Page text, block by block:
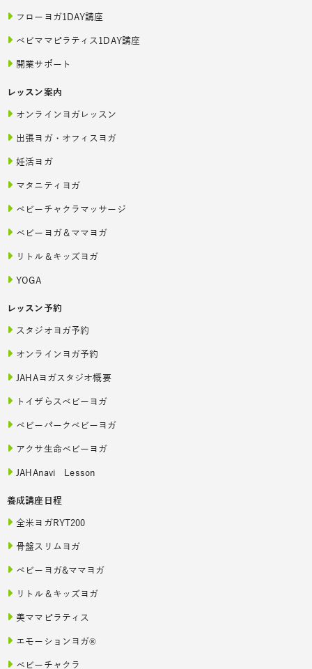
フローヨガ1DAY講座
ベビママピラティス1DAY講座
開業サポート
レッスン案内
オンラインヨガレッスン
出張ヨガ・オフィスヨガ
妊活ヨガ
マタニティヨガ
ベビーチャクラマッサージ
ベビーヨガ＆ママヨガ
リトル＆キッズヨガ
YOGA
レッスン予約
スタジオヨガ予約
オンラインヨガ予約
JAHAヨガスタジオ概要
トイザらスベビーヨガ
ベビーパークベビーヨガ
アクサ生命ベビーヨガ
JAHAnavi Lesson
養成講座日程
全米ヨガRYT200
骨盤スリムヨガ
ベビーヨガ&ママヨガ
リトル＆キッズヨガ
美ママピラティス
エモーションヨガ®
ベビーチャクラ